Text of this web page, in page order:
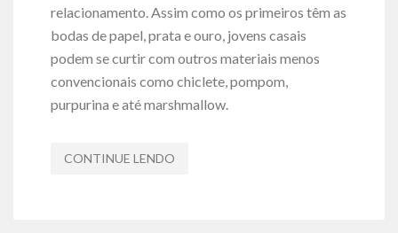
relacionamento. Assim como os primeiros têm as
bodas de papel, prata e ouro, jovens casais
podem se curtir com outros materiais menos
convencionais como chiclete, pompom,
purpurina e até marshmallow.
CONTINUE LENDO